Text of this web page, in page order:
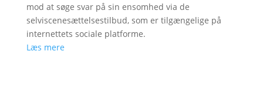
mod at søge svar på sin ensomhed via de
selviscenesættelsestilbud, som er tilgængelige på
internettets sociale platforme.
Læs mere